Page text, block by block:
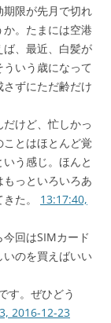
限が先月で切れ
。たまには空港
、最近、白髪が
いう歳になって
ずにただ齢だけ
けど、忙しかっ
とはほとんど覚
う感じ。ほんと
っといろいろあ
た。 13:17:40,
回はSIMカード
のを買えばいい
す。ぜひどう
2016-12-23